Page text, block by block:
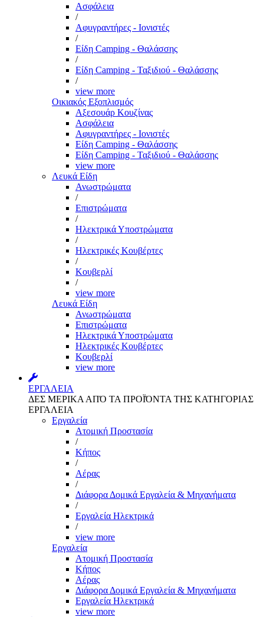
Ασφάλεια
/
Αφυγραντήρες - Ιονιστές
/
Είδη Camping - Θαλάσσης
/
Είδη Camping - Ταξιδιού - Θαλάσσης
/
view more
Οικιακός Εξοπλισμός
Αξεσουάρ Κουζίνας
Ασφάλεια
Αφυγραντήρες - Ιονιστές
Είδη Camping - Θαλάσσης
Είδη Camping - Ταξιδιού - Θαλάσσης
view more
Λευκά Είδη
Ανωστρώματα
/
Επιστρώματα
/
Ηλεκτρικά Υποστρώματα
/
Ηλεκτρικές Κουβέρτες
/
Κουβερλί
/
view more
Λευκά Είδη
Ανωστρώματα
Επιστρώματα
Ηλεκτρικά Υποστρώματα
Ηλεκτρικές Κουβέρτες
Κουβερλί
view more
ΕΡΓΑΛΕΙΑ
ΔΕΣ ΜΕΡΙΚΑ ΑΠΌ ΤΑ ΠΡΟΪΌΝΤΑ ΤΗΣ ΚΑΤΗΓΟΡΙΑΣ
ΕΡΓΑΛΕΙΑ
Εργαλεία
Aτομική Προστασία
/
Kήπος
/
Αέρας
/
Διάφορα Δομικά Εργαλεία & Μηχανήματα
/
Εργαλεία Ηλεκτρικά
/
view more
Εργαλεία
Aτομική Προστασία
Kήπος
Αέρας
Διάφορα Δομικά Εργαλεία & Μηχανήματα
Εργαλεία Ηλεκτρικά
view more